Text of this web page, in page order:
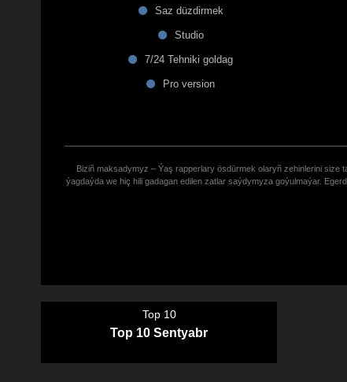
Saz düzdirmek
Studio
7/24 Tehniki goldag
Pro version
Biziñ maksadymyz – Ýaş rapperlary ösdürmek olaryñ zehinlerini size
ýagdaýda we hiç hili gadagan edilen zatlar saýdymyza goýulmaýar.
Top 10
Top 10 Sentyabr